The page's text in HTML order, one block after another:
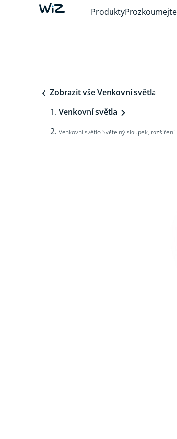
Produkty
Zobrazit vše Venkovní světla
Venkovní světla
Venkovní světlo Světelný sloupek, rozšíření